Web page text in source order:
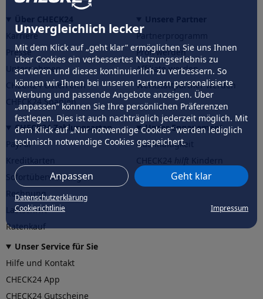
Unvergleichlich lecker
Mit dem Klick auf „geht klar” ermöglichen Sie uns Ihnen
über Cookies ein verbessertes Nutzungserlebnis zu
servieren und dieses kontinuierlich zu verbessern. So
können wir Ihnen bei unseren Partnern personalisierte
Werbung und passende Angebote anzeigen. Über
„anpassen” können Sie Ihre persönlichen Präferenzen
festlegen. Dies ist auch nachträglich jederzeit möglich. Mit
dem Klick auf „Nur notwendige Cookies” werden lediglich
technisch notwendige Cookies gespeichert.
Anpassen Geht klar
Datenschutzerklärung
Cookierichtlinie
Impressum
Karriere
Presse
Unternehmen
CHECK24 Österreich
CHECK24 Spanien
Partnerprogramm
Profi werden
Affiliate werden
Werkstattpartner werden
CHECK24 Zahlungsarten
PayPal
Sofortüberweisung
Rechnung
Lastschrift
Ratenkauf
Unser Engagement
Nachhaltigkeit
CHECK24hilftder Natur
Unser Service für Sie
Hilfe und Kontakt
CHECK24 App
CHECK24 Gutscheine